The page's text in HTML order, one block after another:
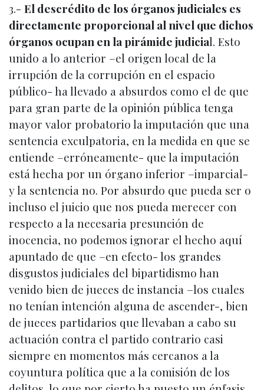
3.- El descrédito de los órganos judiciales es
directamente proporcional al nivel que dichos
órganos ocupan en la pirámide judicial. Esto
unido a lo anterior –el origen local de la
irrupción de la corrupción en el espacio
público- ha llevado a absurdos como el de que
para gran parte de la opinión pública tenga
mayor valor probatorio la imputación que una
sentencia exculpatoria, en la medida en que se
entiende –erróneamente- que la imputación
está hecha por un órgano inferior –imparcial-
y la sentencia no. Por absurdo que pueda ser o
incluso el juicio que nos pueda merecer con
respecto a la necesaria presunción de
inocencia, no podemos ignorar el hecho aquí
apuntado de que –en efecto- los grandes
disgustos judiciales del bipartidismo han
venido bien de jueces de instancia –los cuales
no tenían intención alguna de ascender-, bien
de jueces partidarios que llevaban a cabo su
actuación contra el partido contrario casi
siempre en momentos más cercanos a la
coyuntura política que a la comisión de los